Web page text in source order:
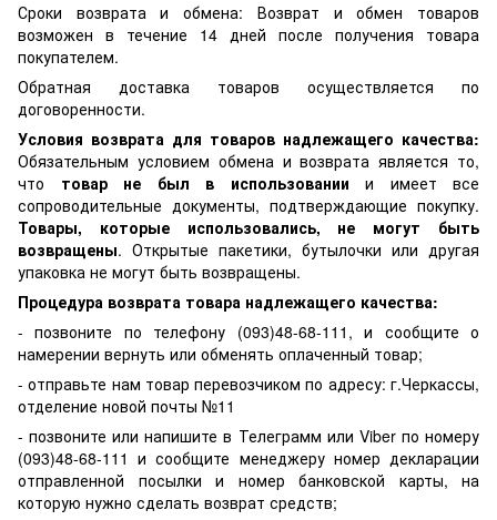
Сроки возврата и обмена: Возврат и обмен товаров
возможен в течение 14 дней после получения товара
покупателем.
Обратная доставка товаров осуществляется по
договоренности.
Условия возврата для товаров надлежащего качества:
Обязательным условием обмена и возврата является то,
что товар не был в использовании и имеет все
сопроводительные документы, подтверждающие покупку.
Товары, которые использовались, не могут быть
возвращены. Открытые пакетики, бутылочки или другая
упаковка не могут быть возвращены.
Процедура возврата товара надлежащего качества:
- позвоните по телефону (093)48-68-111, и сообщите о
намерении вернуть или обменять оплаченный товар;
- отправьте нам товар перевозчиком по адресу: г.Черкассы,
отделение новой почты №11
- позвоните или напишите в Телеграмм или Viber по номеру
(093)48-68-111 и сообщите менеджеру номер декларации
отправленной посылки и номер банковской карты, на
которую нужно сделать возврат средств;